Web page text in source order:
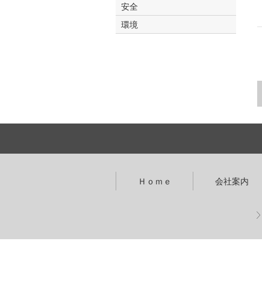
安全
環境
Ｈｏｍｅ 会社案内